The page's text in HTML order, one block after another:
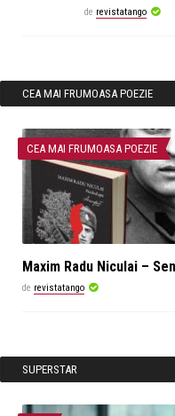
de revistatango
CEA MAI FRUMOASA POEZIE
CEA MAI FRUMOASA POEZIE
Maxim Radu Niculai –
de revistatango
SUPERSTAR